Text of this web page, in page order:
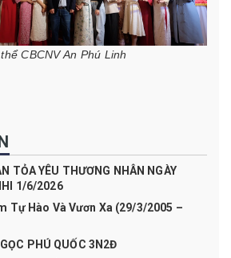
CBCNV An Phú Linh
TỎA YÊU THƯƠNG NHÂN NGÀY
1/6/2026
Tự Hào Và Vươn Xa (29/3/2005 –
PHÚ QUỐC 3N2Đ